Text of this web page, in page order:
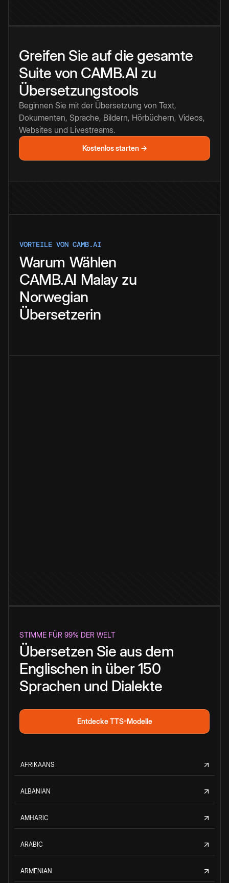
Greifen Sie auf die gesamte
Suite von CAMB.AI zu
Übersetzungstools
Beginnen Sie mit der Übersetzung von Text,
Dokumenten, Sprache, Bildern, Hörbüchern, Videos,
Websites und Livestreams.
Kostenlos starten →
VORTEILE VON CAMB.AI
Warum Wählen
CAMB.AI Malay zu
Norwegian
Übersetzerin
STIMME FÜR 99% DER WELT
Übersetzen Sie aus dem
Englischen in über 150
Sprachen und Dialekte
Entdecke TTS-Modelle
AFRIKAANS
ALBANIAN
AMHARIC
ARABIC
ARMENIAN